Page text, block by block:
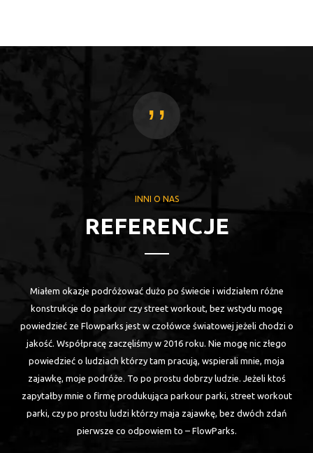
INNI O NAS
REFERENCJE
,,
Miałem okazje podróżować dużo po świecie i widziałem różne
konstrukcje do parkour czy street workout, bez wstydu mogę
powiedzieć ze Flowparks jest w czołówce światowej jeżeli chodzi o
jakość. Współpracę zaczęliśmy w 2016 roku. Nie mogę nic złego
powiedzieć o ludziach którzy tam pracują, wspierali mnie, moja
zajawkę, moje podróże. To po prostu dobrzy ludzie. Jeżeli ktoś
zapytałby mnie o firmę produkująca parkour parki, street workout
parki, czy po prostu ludzi którzy maja zajawkę, bez dwóch zdań
pierwsze co odpowiem to – FlowParks.